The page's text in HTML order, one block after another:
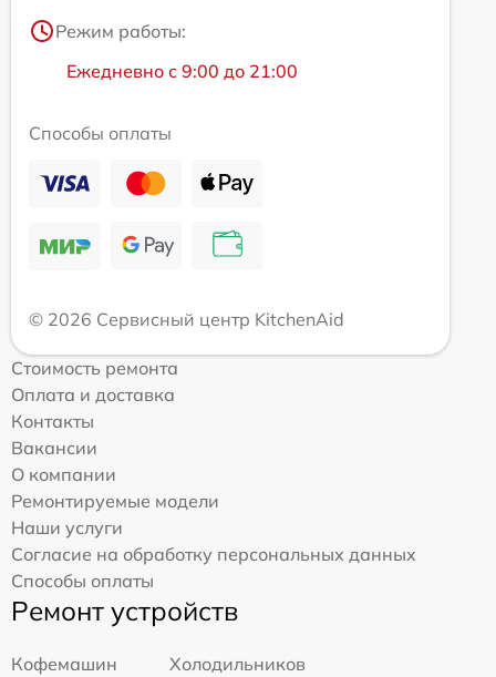
Режим работы:
Ежедневно с 9:00 до 21:00
Способы оплаты
© 2026 Сервисный центр KitchenAid
Стоимость ремонта
Оплата и доставка
Контакты
Вакансии
О компании
Ремонтируемые модели
Наши услуги
Согласие на обработку персональных данных
Способы оплаты
Ремонт устройств
Кофемашин
Холодильников